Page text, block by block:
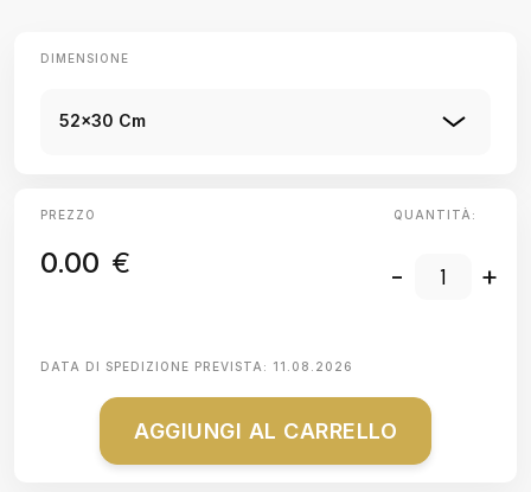
DIMENSIONE
52x30 Cm
PREZZO
0.00 €
QUANTITÀ:
- +
DATA DI SPEDIZIONE PREVISTA: 11.08.2026
AGGIUNGI AL CARRELLO